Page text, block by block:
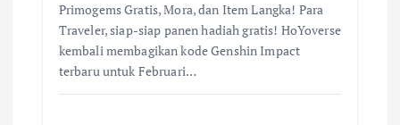
Primogems Gratis, Mora, dan Item Langka! Para
Traveler, siap-siap panen hadiah gratis! HoYoverse
kembali membagikan kode Genshin Impact
terbaru untuk Februari…